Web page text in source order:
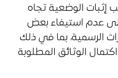
إثبات الوضعية تجاه
عدم استيفاء بعض
الرسمية، بما في ذلك
الوثائق المطلوبة